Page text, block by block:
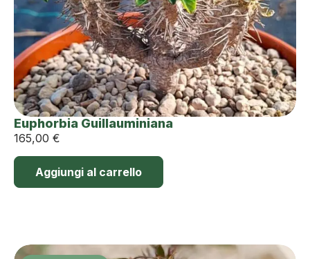
Euphorbia Guillauminiana
165,00 €
Aggiungi al carrello